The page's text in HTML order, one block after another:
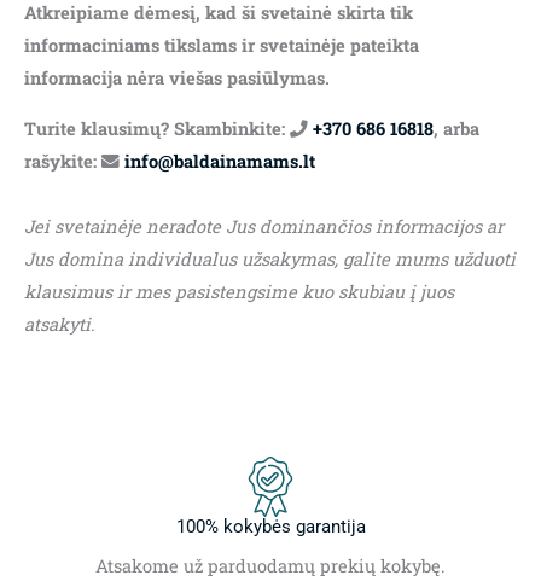
Atkreipiame dėmesį, kad ši svetainė skirta tik
informaciniams tikslams ir svetainėje pateikta
informacija nėra viešas pasiūlymas.
Turite klausimų? Skambinkite: +370 686 16818, arba
rašykite:
info@baldainamams.lt
Jei svetainėje neradote Jus dominančios informacijos ar
Jus domina individualus užsakymas, galite mums užduoti
klausimus ir mes pasistengsime kuo skubiau į juos
atsakyti.
100% kokybės garantija
Atsakome už parduodamų prekių kokybę.